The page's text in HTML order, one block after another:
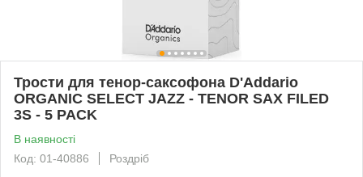
Трости для тенор-саксофона D'Addario
ORGANIC SELECT JAZZ - TENOR SAX FILED
3S - 5 PACK
В наявності
Код: 01-40886
Роздріб